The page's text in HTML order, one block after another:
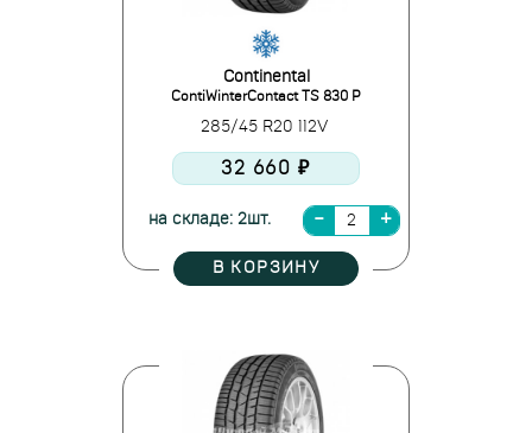
Continental
ContiWinterContact TS 830 P
285/45 R20 112V
32 660 ₽
на складе: 2шт.
В КОРЗИНУ